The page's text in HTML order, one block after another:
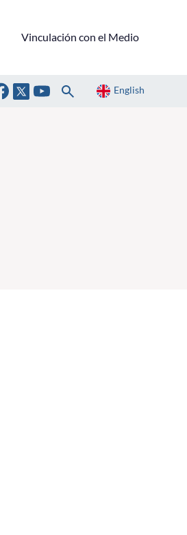
Vinculación con el Medio
English